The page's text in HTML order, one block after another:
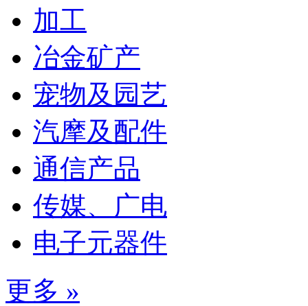
加工
冶金矿产
宠物及园艺
汽摩及配件
通信产品
传媒、广电
电子元器件
更多 »